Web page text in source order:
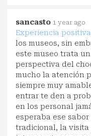
sancasto 1 year ago
Experiencia
los museos, sin
este museo trata
perspectiva del
mucho la atención
siempre muy
entrar te den a
en los personal
esperaba ese
tradicional, la visita